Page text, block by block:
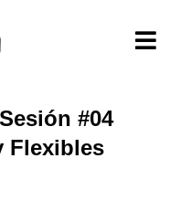
#04
Flexibles